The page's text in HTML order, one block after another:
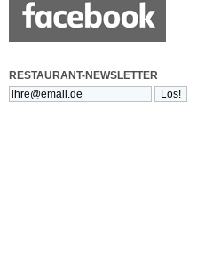
RESTAURANT-NEWSLETTER